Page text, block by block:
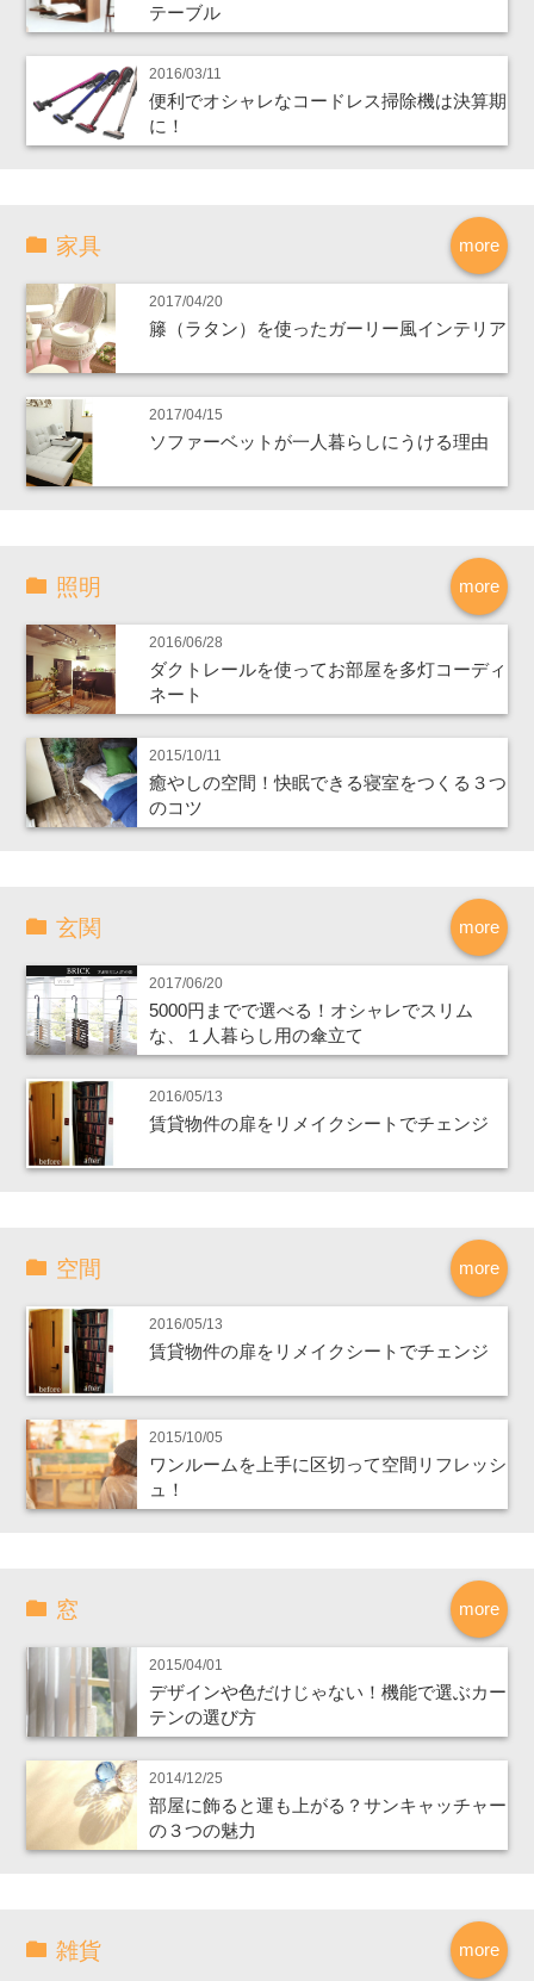
テーブル
2016/03/11
便利でオシャレなコードレス掃除機は決算期
に！
more
家具
2017/04/20
籐（ラタン）を使ったガーリー風インテリア
2017/04/15
ソファーベットが一人暮らしにうける理由
more
照明
2016/06/28
ダクトレールを使ってお部屋を多灯コーディ
ネート
2015/10/11
癒やしの空間！快眠できる寝室をつくる３つ
のコツ
more
玄関
2017/06/20
5000円までで選べる！オシャレでスリム
な、１人暮らし用の傘立て
2016/05/13
賃貸物件の扉をリメイクシートでチェンジ
more
空間
2016/05/13
賃貸物件の扉をリメイクシートでチェンジ
2015/10/05
ワンルームを上手に区切って空間リフレッシ
ュ！
more
窓
2015/04/01
デザインや色だけじゃない！機能で選ぶカー
テンの選び方
2014/12/25
部屋に飾ると運も上がる？サンキャッチャー
の３つの魅力
more
雑貨